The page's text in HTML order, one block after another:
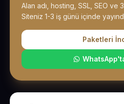
Alan adı, hosting, SSL, SEO ve
Siteniz 1-3 iş günü içinde
Paketleri